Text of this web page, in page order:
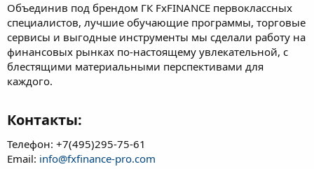
Объединив под брендом ГК FxFINANCE первоклассных
специалистов, лучшие обучающие программы, торговые
сервисы и выгодные инструменты мы сделали работу на
финансовых рынках по-настоящему увлекательной, с
блестящими материальными перспективами для
каждого.
Контакты:​
Телефон: +7(495)295-75-61
Email: info@fxfinance-pro.com